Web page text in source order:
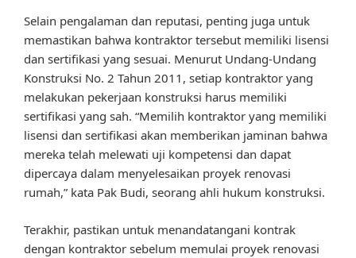
Selain pengalaman dan reputasi, penting juga untuk
memastikan bahwa kontraktor tersebut memiliki lisensi
dan sertifikasi yang sesuai. Menurut Undang-Undang
Konstruksi No. 2 Tahun 2011, setiap kontraktor yang
melakukan pekerjaan konstruksi harus memiliki
sertifikasi yang sah. “Memilih kontraktor yang memiliki
lisensi dan sertifikasi akan memberikan jaminan bahwa
mereka telah melewati uji kompetensi dan dapat
dipercaya dalam menyelesaikan proyek renovasi
rumah,” kata Pak Budi, seorang ahli hukum konstruksi.
Terakhir, pastikan untuk menandatangani kontrak
dengan kontraktor sebelum memulai proyek renovasi